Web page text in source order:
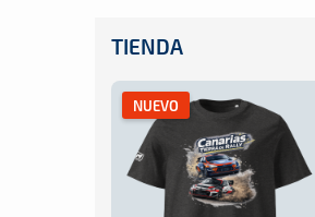
TIENDA
NUEVO